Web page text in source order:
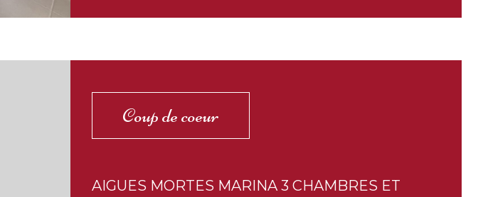
Coup de coeur
AIGUES MORTES MARINA 3 CHAMBRES ET